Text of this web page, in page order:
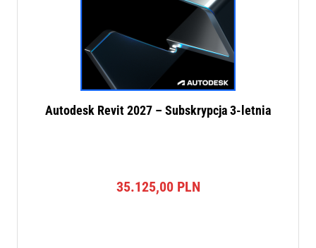
Autodesk Revit 2027 – Subskrypcja 3-letnia
35.125,00 PLN